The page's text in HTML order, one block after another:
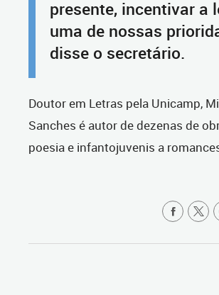
presente, incentivar a
uma de nossas
disse o secretário.
Doutor em Letras pela Unicamp,
Sanches é autor de dezenas de
poesia e infantojuvenis a